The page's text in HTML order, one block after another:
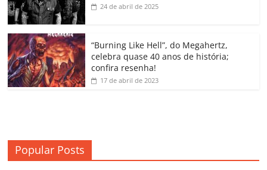
o
m
24 de abril de 2025
“Burning Like Hell”, do Megahertz,
celebra quase 40 anos de história;
confira resenha!
17 de abril de 2023
Popular Posts